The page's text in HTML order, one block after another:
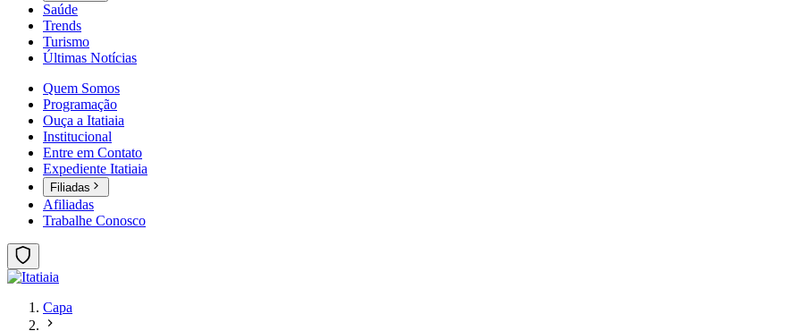
Saúde
Trends
Turismo
Últimas Notícias
Quem Somos
Programação
Ouça a Itatiaia
Institucional
Entre em Contato
Expediente Itatiaia
Filiadas
Afiliadas
Trabalhe Conosco
Capa